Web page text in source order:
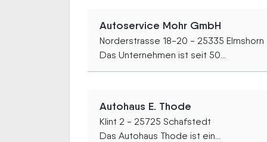
Autoservice Mohr GmbH
Norderstrasse 18-20 - 25335 Elmshorn
Das Unternehmen ist seit 50...
Autohaus E. Thode
Klint 2 - 25725 Schafstedt
Das Autohaus Thode ist ein...